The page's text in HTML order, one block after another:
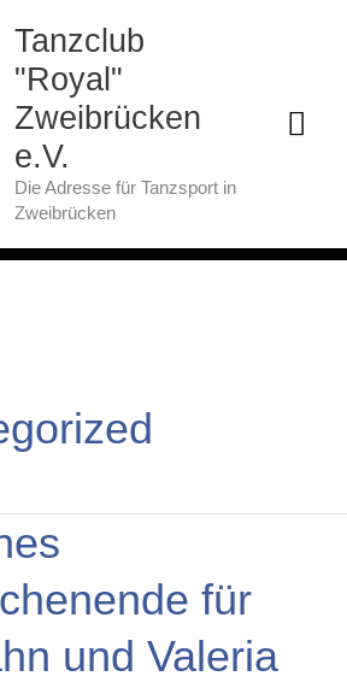
Tanzclub
"Royal"
Zweibrücken
e.V.
Die Adresse für Tanzsport in
Zweibrücken
für
und Valeria